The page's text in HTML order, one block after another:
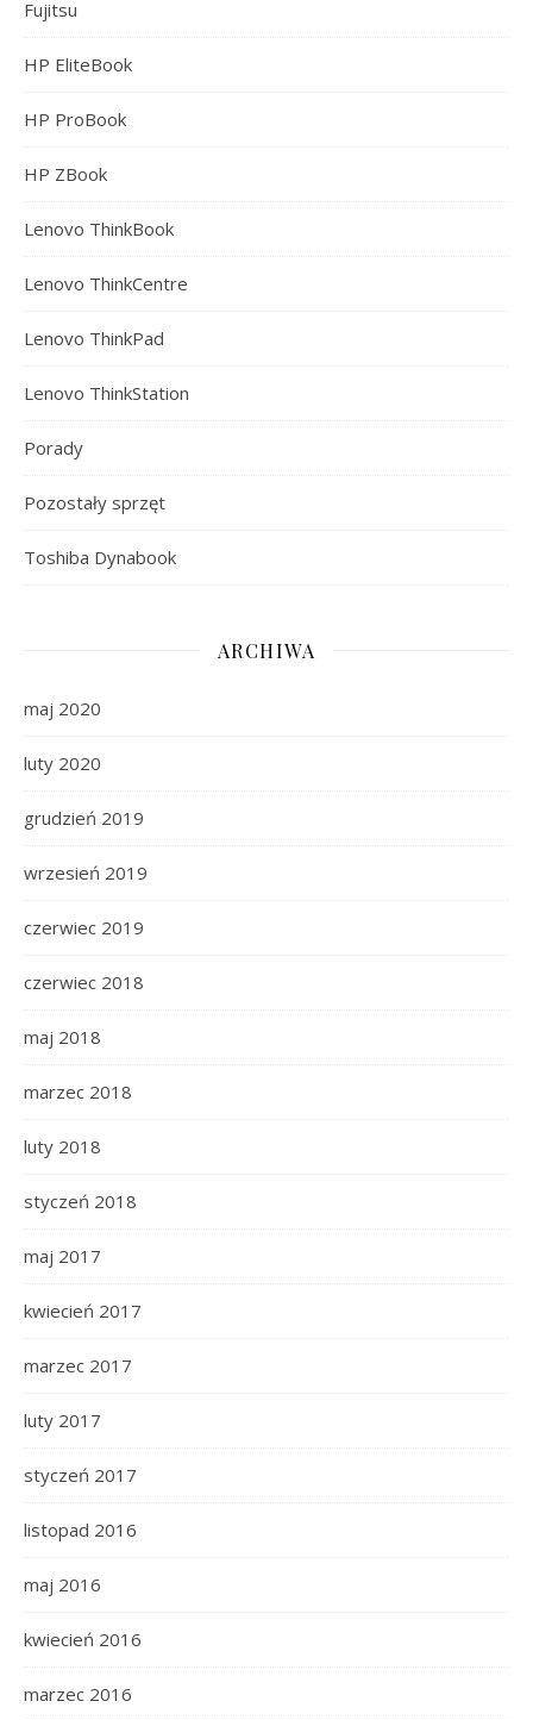
Fujitsu
HP EliteBook
HP ProBook
HP ZBook
Lenovo ThinkBook
Lenovo ThinkCentre
Lenovo ThinkPad
Lenovo ThinkStation
Porady
Pozostały sprzęt
Toshiba Dynabook
ARCHIWA
maj 2020
luty 2020
grudzień 2019
wrzesień 2019
czerwiec 2019
czerwiec 2018
maj 2018
marzec 2018
luty 2018
styczeń 2018
maj 2017
kwiecień 2017
marzec 2017
luty 2017
styczeń 2017
listopad 2016
maj 2016
kwiecień 2016
marzec 2016